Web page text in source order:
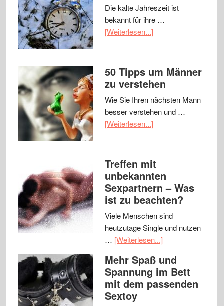
Die kalte Jahreszeit ist
bekannt für ihre …
[Weiterlesen...]
50 Tipps um Männer
zu verstehen
Wie Sie Ihren nächsten Mann
besser verstehen und …
[Weiterlesen...]
Treffen mit
unbekannten
Sexpartnern – Was
ist zu beachten?
Viele Menschen sind
heutzutage Single und nutzen
… [Weiterlesen...]
Mehr Spaß und
Spannung im Bett
mit dem passenden
Sextoy